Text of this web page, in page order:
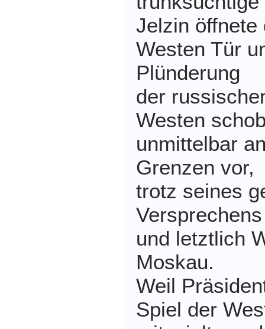
Jelzin öffnete
Westen Tür
Plünderung
der
Westen
unmittelbar
Grenzen vor,
trotz seines
und letztlich
Moskau.
Weil
Spiel der